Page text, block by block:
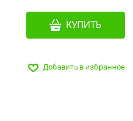
КУПИТЬ
Добавить в избранное